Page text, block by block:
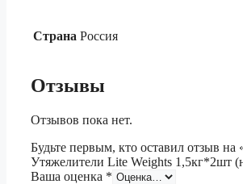
Страна Россия
Отзывы
Отзывов пока нет.
Будьте первым, кто оставил отзыв на
Утяжелители Lite Weights 1,5кг*2шт
Ваша оценка *